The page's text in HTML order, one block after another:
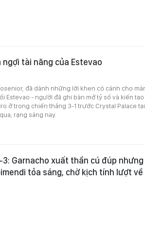
ngợi tài năng của Estevao
đã dành những lời khen có cánh cho
Estevao - người đã ghi bàn mở tỷ số và kiến tạo
ở trong chiến thắng 3-1 trước Crystal Palace tại
rạng sáng nay.
3: Garnacho xuất thần cú đúp nhưng
tỏa sáng, chờ kịch tính lượt về